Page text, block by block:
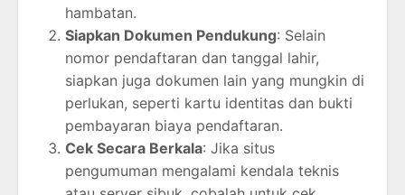
hambatan.
Siapkan Dokumen Pendukung: Selain
nomor pendaftaran dan tanggal lahir,
siapkan juga dokumen lain yang mungkin di
perlukan, seperti kartu identitas dan bukti
pembayaran biaya pendaftaran.
Cek Secara Berkala: Jika situs
pengumuman mengalami kendala teknis